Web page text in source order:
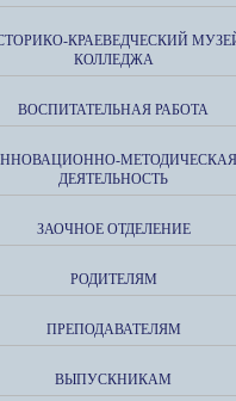
КРАЕВЕДЧЕСКИЙ
КОЛЛЕДЖА
ВОСПИТАТЕЛЬНАЯ РАБОТА
МЕТОДИЧЕСКАЯ
ДЕЯТЕЛЬНОСТЬ
ЗАОЧНОЕ ОТДЕЛЕНИЕ
РОДИТЕЛЯМ
ПРЕПОДАВАТЕЛЯМ
ВЫПУСКНИКАМ